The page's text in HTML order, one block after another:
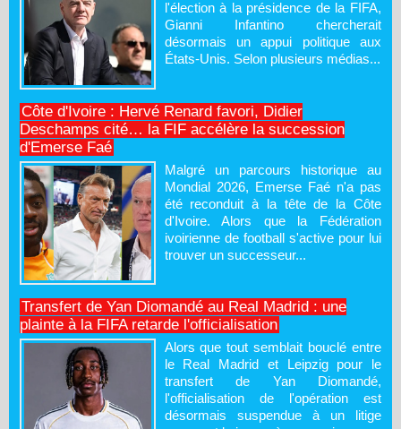
l'élection à la présidence de la FIFA,
Gianni Infantino chercherait
désormais un appui politique aux
États-Unis. Selon plusieurs médias...
Côte d'Ivoire : Hervé Renard favori, Didier
Deschamps cité… la FIF accélère la succession
d'Emerse Faé
Malgré un parcours historique au
Mondial 2026, Emerse Faé n'a pas
été reconduit à la tête de la Côte
d'Ivoire. Alors que la Fédération
ivoirienne de football s'active pour lui
trouver un successeur...
Transfert de Yan Diomandé au Real Madrid : une
plainte à la FIFA retarde l'officialisation
Alors que tout semblait bouclé entre
le Real Madrid et Leipzig pour le
transfert de Yan Diomandé,
l'officialisation de l'opération est
désormais suspendue à un litige